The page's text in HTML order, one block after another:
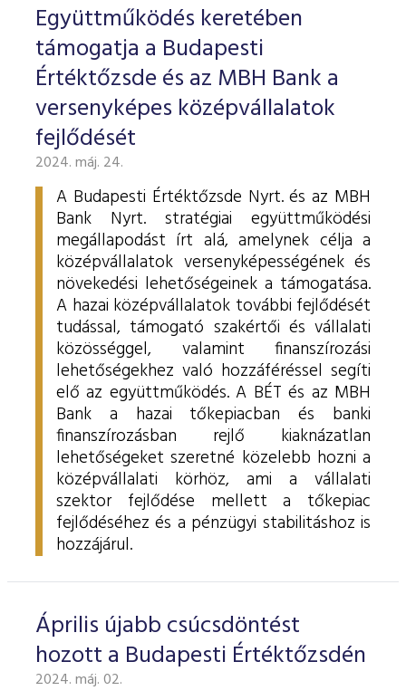
Együttműködés keretében
támogatja a Budapesti
Értéktőzsde és az MBH Bank a
versenyképes középvállalatok
fejlődését
2024. máj. 24.
A Budapesti Értéktőzsde Nyrt. és az MBH
Bank Nyrt. stratégiai együttműködési
megállapodást írt alá, amelynek célja a
középvállalatok versenyképességének és
növekedési lehetőségeinek a támogatása.
A hazai középvállalatok további fejlődését
tudással, támogató szakértői és vállalati
közösséggel, valamint finanszírozási
lehetőségekhez való hozzáféréssel segíti
elő az együttműködés. A BÉT és az MBH
Bank a hazai tőkepiacban és banki
finanszírozásban rejlő kiaknázatlan
lehetőségeket szeretné közelebb hozni a
középvállalati körhöz, ami a vállalati
szektor fejlődése mellett a tőkepiac
fejlődéséhez és a pénzügyi stabilitáshoz is
hozzájárul.
Április újabb csúcsdöntést
hozott a Budapesti Értéktőzsdén
2024. máj. 02.